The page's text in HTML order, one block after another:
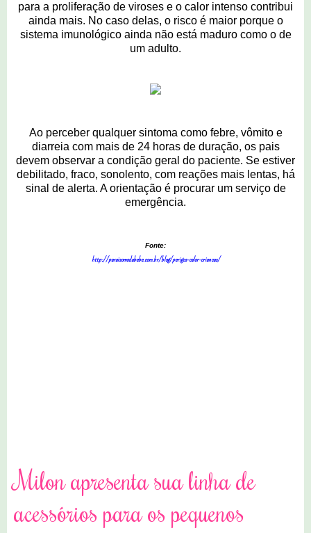
para a proliferação de viroses e o calor intenso contribui
ainda mais. No caso delas, o risco é maior porque o
sistema imunológico ainda não está maduro como o de
um adulto.
Ao perceber qualquer sintoma como febre, vômito e
diarreia com mais de 24 horas de duração, os pais
devem observar a condição geral do paciente. Se estiver
debilitado, fraco, sonolento, com reações mais lentas, há
sinal de alerta. A orientação é procurar um serviço de
emergência.
Fonte:
http://paraisomodabebe.com.br/blog/perigos-calor-criancas/
Milon apresenta sua linha de
acessórios para os pequenos